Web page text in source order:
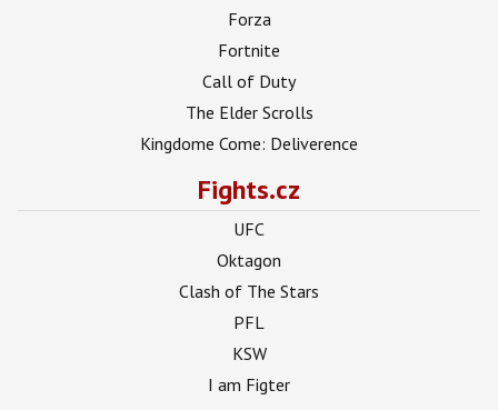
Forza
Fortnite
Call of Duty
The Elder Scrolls
Kingdome Come: Deliverence
Fights.cz
UFC
Oktagon
Clash of The Stars
PFL
KSW
I am Figter